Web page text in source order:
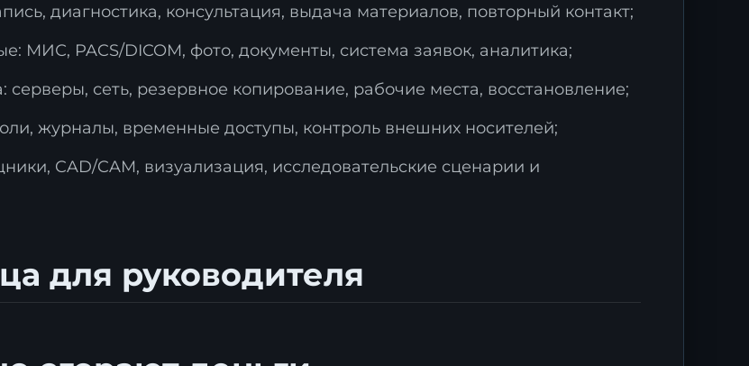
диагностика, консультация, выдача материалов, повторный контакт;
МИС, PACS/DICOM, фото, документы, система заявок, аналитика;
сеть, резервное копирование, рабочие места, восстановление;
журналы, временные доступы, контроль внешних носителей;
CAD/CAM, визуализация, исследовательские сценарии и
для руководителя